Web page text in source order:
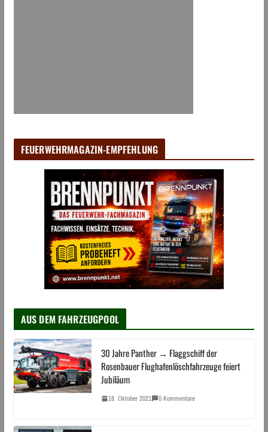
FEUERWEHRMAGAZIN-EMPFEHLUNG
AUS DEM FAHRZEUGPOOL
30 Jahre Panther → Flaggschiff der
Rosenbauer Flughafenlöschfahrzeuge feiert
Jubiläum
18. Oktober 2021 0 Kommentare